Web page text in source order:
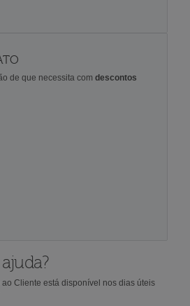
de que necessita com descontos
Cliente está disponível nos dias úteis